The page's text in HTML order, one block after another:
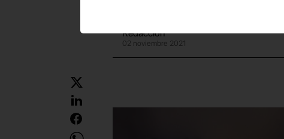
Redacción
02 noviembre 2021